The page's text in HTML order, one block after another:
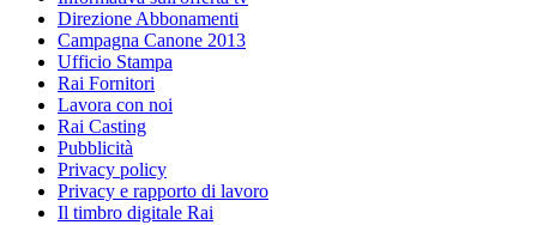
Direzione Abbonamenti
Campagna Canone 2013
Ufficio Stampa
Rai Fornitori
Lavora con noi
Rai Casting
Pubblicità
Privacy policy
Privacy e rapporto di lavoro
Il timbro digitale Rai